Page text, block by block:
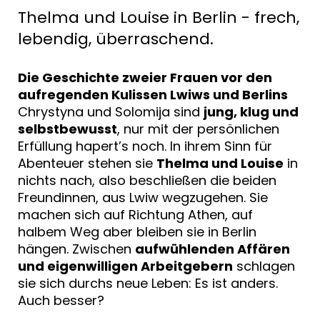
Thelma und Louise in Berlin - frech,
lebendig, überraschend.
Die Geschichte zweier Frauen vor den
aufregenden Kulissen Lwiws und Berlins
Chrystyna und Solomija sind jung, klug und
selbstbewusst, nur mit der persönlichen
Erfüllung hapert’s noch. In ihrem Sinn für
Abenteuer stehen sie Thelma und Louise in
nichts nach, also beschließen die beiden
Freundinnen, aus Lwiw wegzugehen. Sie
machen sich auf Richtung Athen, auf
halbem Weg aber bleiben sie in Berlin
hängen. Zwischen aufwühlenden Affären
und eigenwilligen Arbeitgebern schlagen
sie sich durchs neue Leben: Es ist anders.
Auch besser?